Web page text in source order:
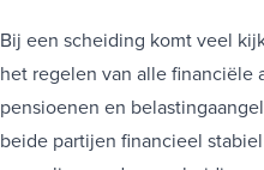
Bij een scheiding komt veel
het regelen van alle financiële
pensioenen en
beide partijen financieel